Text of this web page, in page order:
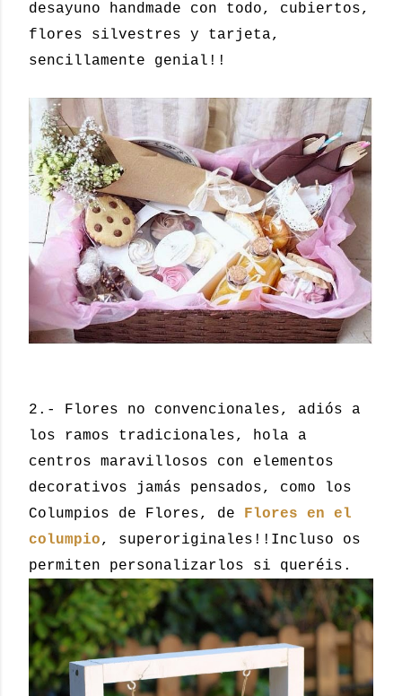
desayuno handmade con todo, cubiertos,
flores silvestres y tarjeta,
sencillamente genial!!
2.- Flores no convencionales, adiós a
los ramos tradicionales, hola a
centros maravillosos con elementos
decorativos jamás pensados, como los
Columpios de Flores, de
Flores en el
columpio, superoriginales!!Incluso os
permiten personalizarlos si queréis.